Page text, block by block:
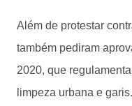
Além de protestar
também pediram
2020, que
limpeza urbana e